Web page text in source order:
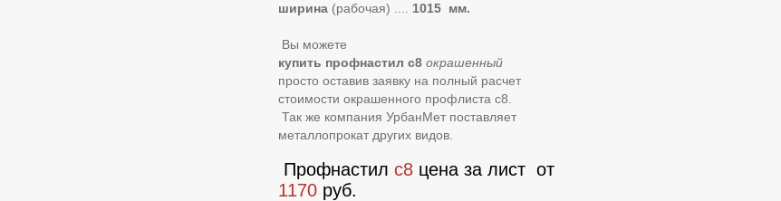
ширина (рабочая) 1015 мм.
Вы можете
купить профнастил с8 окрашенный
просто оставив заявку на полный расчет
стоимости окрашенного профлиста с8.
Так же компания УрбанМет поставляет
металлопрокат других видов.
Профнастил с8 цена за лист от
1170 руб.